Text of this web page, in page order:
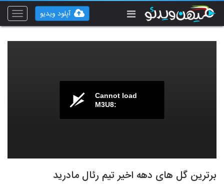
Toggle
آپلود ویدیو
Cannot load
M3U8:
برترین گل های دهه اخیر تیم رئال مادرید